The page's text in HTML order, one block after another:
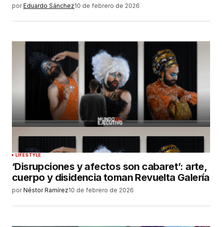
por Eduardo Sánchez10 de febrero de 2026
LIFESTYLE
‘Disrupciones y afectos son cabaret’: arte,
cuerpo y disidencia toman Revuelta Galería
por Néstor Ramírez10 de febrero de 2026